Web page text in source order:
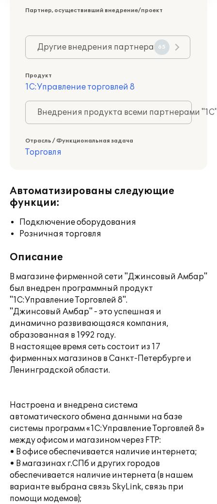
Партнер, осуществивший внедрение/проект
Другие внедрения партнера 65
Продукт
1С:Управление торговлей 8
Внедрения продукта всеми партнерами
Отрасль / Функциональная задача
Торговля
Автоматизированы следующие
функции:
Подключение оборудования
Розничная торговля
Описание
В магазине фирменной сети "Джинсовый Амбар"
был внедрен программный продукт
"1С:Управление Торговлей 8".
"Джинсовый Амбар" - это успешная и
динамично развивающаяся компания,
образованная в 1992 году.
В настоящее время сеть состоит из 17
фирменных магазинов в Санкт-Петербурге и
Ленинградской области.
Настроена и внедрена система
автоматического обмена данными на базе
системы программ «1С:Управление Торговлей 8»
между офисом и магазином через FTP:
• В офисе обеспечивается наличие интернета;
• В магазинах г.СПб и других городов
обеспечивается наличие интернета (в нашем
варианте выбрана связь SkyLink, связь при
помощи модемов);